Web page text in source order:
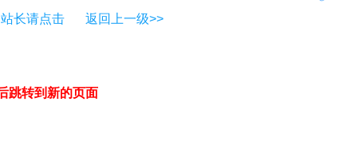
站长请点击 返回上一级>>